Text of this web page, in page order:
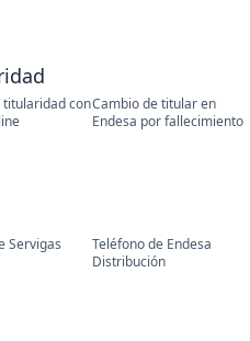
titularidad conCambio de titular en
Endesa por fallecimiento
Servigas
Teléfono de Endesa
Distribución